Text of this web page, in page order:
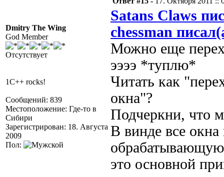
Dmitry The Wing
God Member
Отсутствует
1C++ rocks!
Сообщений: 839
Местоположение: Где-то в
Сибири
Зарегистрирован: 18. Августа
2009
Пол:
Satans Claws
chessman
Можно еще
ээээ *туплю*
Читать как
окна"?
Подчеркни, что
В винде все
это основной